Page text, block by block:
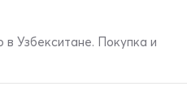
Узбекситане. Покупка и